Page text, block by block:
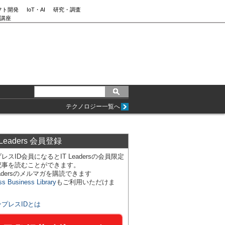
ト開発 IoT・AI
研究・調査
座
テクノロジー一覧へ
会員登録
スID会員になるとIT Leadersの会員限定
を読むことができます。
のメルマガを購読できます
Business Libraryもご利用いただけま
プレスIDとは